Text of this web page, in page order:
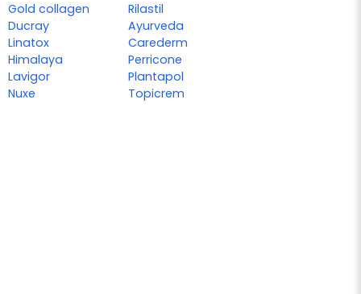
Gold collagen
Ducray
Linatox
Himalaya
Lavigor
Nuxe
Rilastil
Ayurveda
Carederm
Perricone
Plantapol
Topicrem